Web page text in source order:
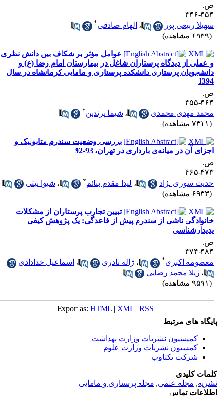
۴۴۶
ربیعی پور
،الهام صادقی
عوامل مؤثر بر شکاف بین دانش نظری
عملی از دیدگاه پرستاران شاغل در بیمارستان امام رضا (ع) و
پرستاری دانشکده پرستاری و مامایی کرمانشاه در سال
۴۵۵
مهدی محمدی
،شیما پرندین
بررسی وضعیت سندرم متابولیک و
آن در میانه‌ی بارداری در تهران، 93-92
۴۶۵
سوری نژاد
،لیدا مقدم بنائم ،شیوا نیتی
تبیین تجارب پرستاران از مشکلات
ناشی از سندرم پیش از قاعدگی: یک پژوهش کیفی
۴۷۴
اکبری
،ژاله نادری ،اسماعیل خدادادی
،ژیلا محمد رضایی
Export as:HTML |XML|RSS
های مرتبط
کمیسیون نشریات وزارت بهداشت
کمسیون نشریات وزارت علوم
شرکت یکتاوب
کلیدی
,مجله علمی, مجله پرستاری و مامایی
تماس